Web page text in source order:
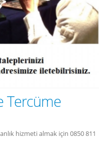
Tercüme
hizmeti almak için 0850 811